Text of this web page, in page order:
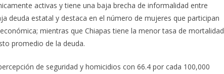
activas y tiene una baja brecha de informalidad entre
deuda estatal y destaca en el número de mujeres que participan
mientras que Chiapas tiene la menor tasa de mortalidad
promedio de la deuda.
de seguridad y homicidios con 66.4 por cada 100,000